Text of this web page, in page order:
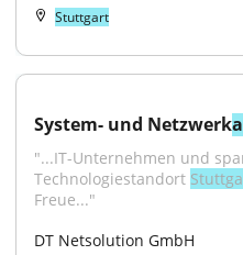
Stuttgart
System- und Netzwerk
"...IT-Unternehmen und
Technologiestandort
Freue..."
DT Netsolution GmbH